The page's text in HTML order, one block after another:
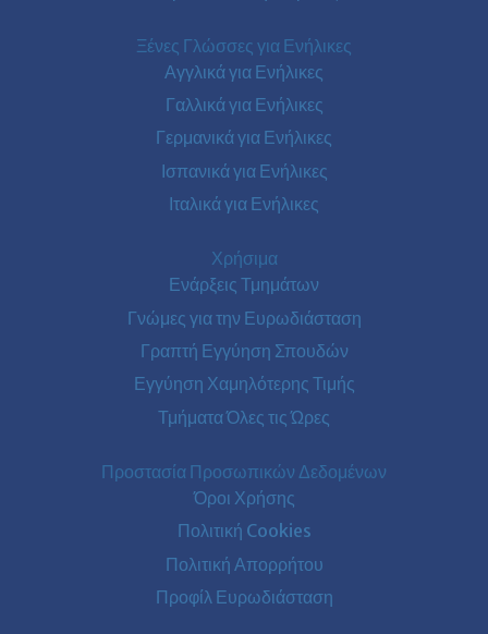
Ξένες Γλώσσες για Ενήλικες
Αγγλικά για Ενήλικες
Γαλλικά για Ενήλικες
Γερμανικά για Ενήλικες
Ισπανικά για Ενήλικες
Ιταλικά για Ενήλικες
Χρήσιμα
Ενάρξεις Τμημάτων
Γνώμες για την Ευρωδιάσταση
Γραπτή Εγγύηση Σπουδών
Εγγύηση Χαμηλότερης Τιμής
Τμήματα Όλες τις Ώρες
Προστασία Προσωπικών Δεδομένων
Όροι Χρήσης
Πολιτική Cookies
Πολιτική Απορρήτου
Προφίλ Ευρωδιάσταση